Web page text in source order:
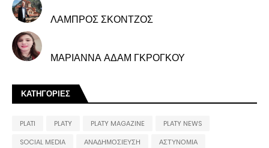
ΛΑΜΠΡΟΣ ΣΚΟΝΤΖΟΣ
ΜΑΡΙΑΝΝΑ ΑΔΑΜ ΓΚΡΟΓΚΟΥ
ΚΑΤΗΓΟΡΙΕΣ
PLATI PLATY PLATY MAGAZINE
PLATY NEWS
SOCIAL MEDIA
ΑΝΑΔΗΜΟΣΙΕΥΣΗ
ΑΣΤΥΝΟΜΙΑ